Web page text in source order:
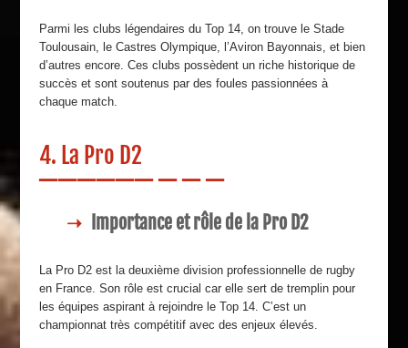
Parmi les clubs légendaires du Top 14, on trouve le Stade
Toulousain, le Castres Olympique, l’Aviron Bayonnais, et bien
d’autres encore. Ces clubs possèdent un riche historique de
succès et sont soutenus par des foules passionnées à
chaque match.
4. La Pro D2
Importance et rôle de la Pro D2
La Pro D2 est la deuxième division professionnelle de rugby
en France. Son rôle est crucial car elle sert de tremplin pour
les équipes aspirant à rejoindre le Top 14. C’est un
championnat très compétitif avec des enjeux élevés.